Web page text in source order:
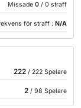
Missade 0 / 0 straff
för straff : N/A
222/ 222 Spelare
2/ 98 Spelare